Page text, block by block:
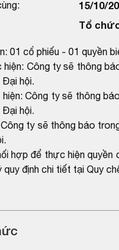
15/10/
Tổ
cổ phiếu - 01 quyền
Công ty sẽ thông
hội.
Công ty sẽ thông báo
hội.
ty sẽ thông báo
hợp để thực hiện
quy định chi tiết tại Quy